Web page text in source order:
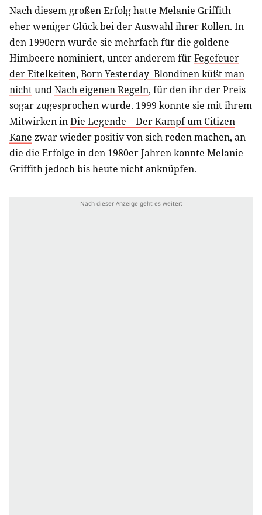
Nach diesem großen Erfolg hatte Melanie Griffith
eher weniger Glück bei der Auswahl ihrer Rollen. In
den 1990ern wurde sie mehrfach für die goldene
Himbeere nominiert, unter anderem fürFegefeuer
der Eitelkeiten, Born Yesterday  Blondinen küßt man
nichtundNach eigenen Regeln, für den ihr der Preis
sogar zugesprochen wurde. 1999 konnte sie mit ihrem
Mitwirken inDie Legende – Der Kampf um Citizen
Kane zwar wieder positiv von sich reden machen, an
die die Erfolge in den 1980er Jahren konnte Melanie
Griffith jedoch bis heute nicht anknüpfen.